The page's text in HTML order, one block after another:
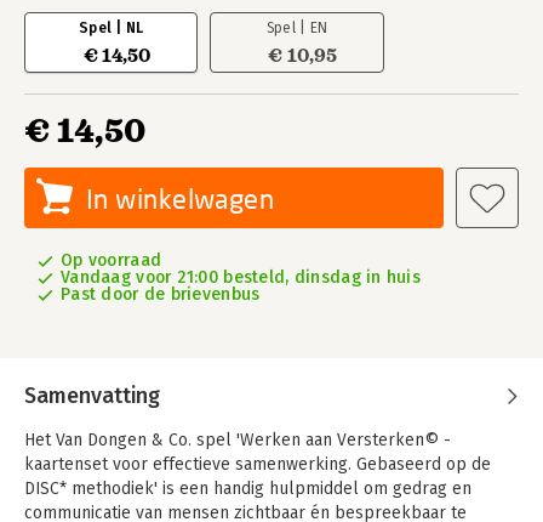
Spel | NL
€ 14,50
Spel | EN
€ 10,95
€ 14,50
In winkelwagen
Op voorraad
Vandaag voor 21:00 besteld, dinsdag in huis
Past door de brievenbus
Samenvatting
Het Van Dongen & Co. spel 'Werken aan Versterken© -
kaartenset voor effectieve samenwerking. Gebaseerd op de
DISC* methodiek' is een handig hulpmiddel om gedrag en
communicatie van mensen zichtbaar én bespreekbaar te